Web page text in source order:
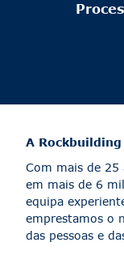
A Rockbuilding
Com mais de 25
em mais de 6
equipa
emprestamos o
das pessoas e